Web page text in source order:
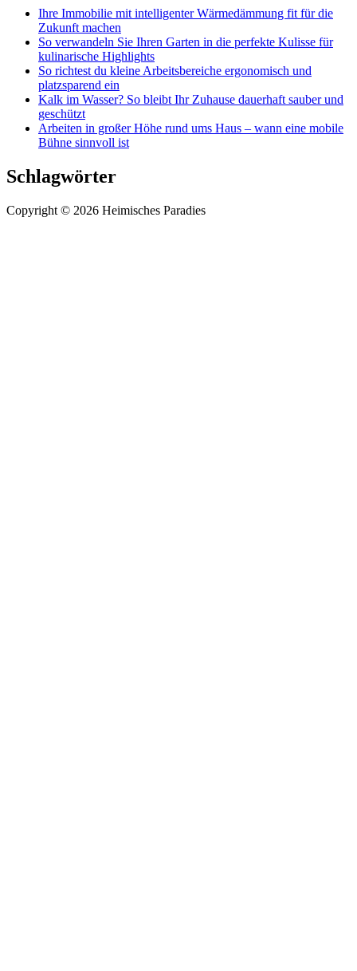
Ihre Immobilie mit intelligenter Wärmedämmung fit für die
Zukunft machen
So verwandeln Sie Ihren Garten in die perfekte Kulisse für
kulinarische Highlights
So richtest du kleine Arbeitsbereiche ergonomisch und
platzsparend ein
Kalk im Wasser? So bleibt Ihr Zuhause dauerhaft sauber und
geschützt
Arbeiten in großer Höhe rund ums Haus – wann eine mobile
Bühne sinnvoll ist
Schlagwörter
Copyright © 2026 Heimisches Paradies